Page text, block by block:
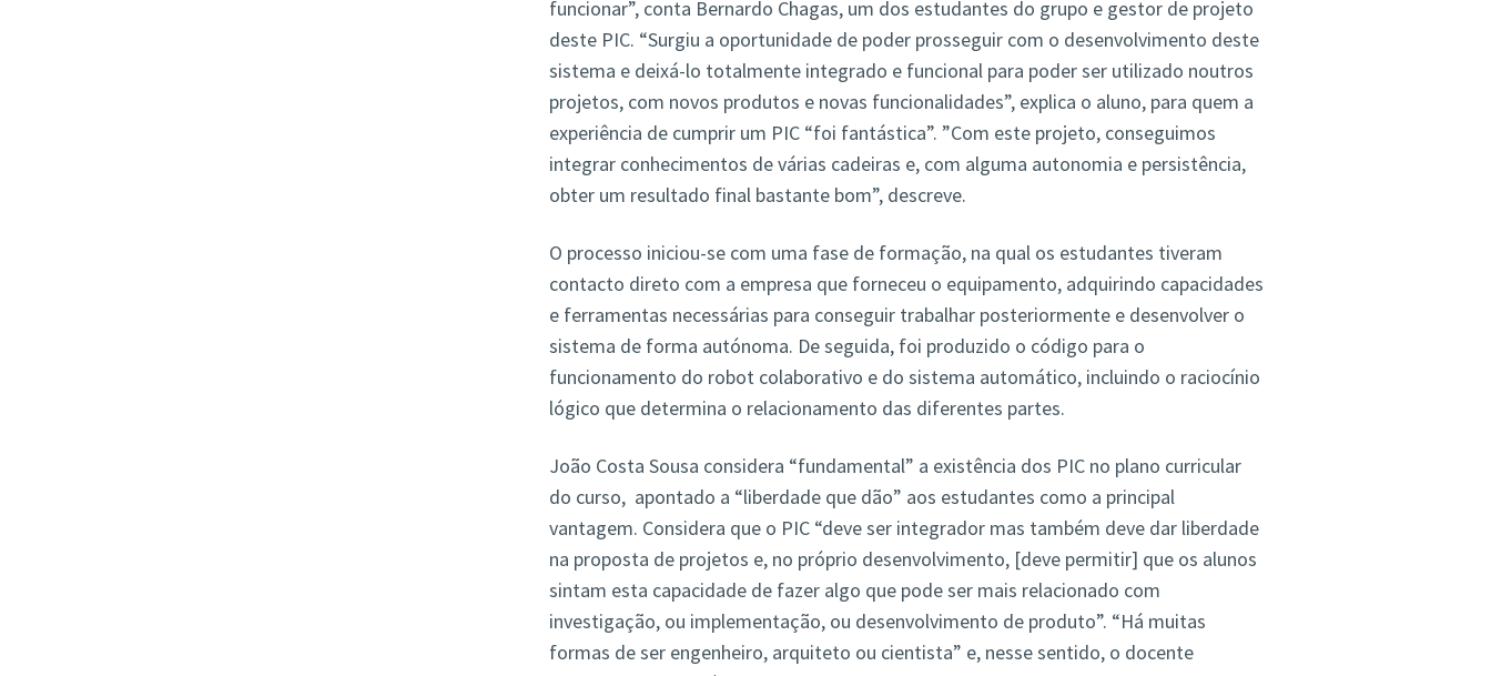
funcionar”, conta Bernardo Chagas, um dos estudantes do grupo e gestor de projeto
deste PIC. “Surgiu a oportunidade de poder prosseguir com o desenvolvimento deste
sistema e deixá-lo totalmente integrado e funcional para poder ser utilizado noutros
projetos, com novos produtos e novas funcionalidades”, explica o aluno, para quem a
experiência de cumprir um PIC “foi fantástica”. ”Com este projeto, conseguimos
integrar conhecimentos de várias cadeiras e, com alguma autonomia e persistência,
obter um resultado final bastante bom”, descreve.
O processo iniciou-se com uma fase de formação, na qual os estudantes tiveram
contacto direto com a empresa que forneceu o equipamento, adquirindo capacidades
e ferramentas necessárias para conseguir trabalhar posteriormente e desenvolver o
sistema de forma autónoma. De seguida, foi produzido o código para o
funcionamento do robot colaborativo e do sistema automático, incluindo o raciocínio
lógico que determina o relacionamento das diferentes partes.
João Costa Sousa considera “fundamental” a existência dos PIC no plano curricular
do curso, apontado a “liberdade que dão” aos estudantes como a principal
vantagem. Considera que o PIC “deve ser integrador mas também deve dar liberdade
na proposta de projetos e, no próprio desenvolvimento, [deve permitir] que os alunos
sintam esta capacidade de fazer algo que pode ser mais relacionado com
investigação, ou implementação, ou desenvolvimento de produto”. “Há muitas
formas de ser engenheiro, arquiteto ou cientista” e, nesse sentido, o docente